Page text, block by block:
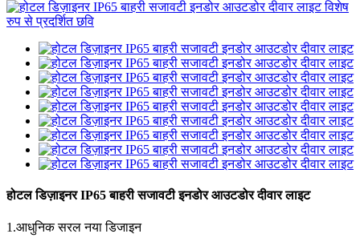
होटल डिज़ाइनर IP65 बाहरी सजावटी इनडोर आउटडोर दीवार लाइट
1.आधुनिक सरल नया डिजाइन